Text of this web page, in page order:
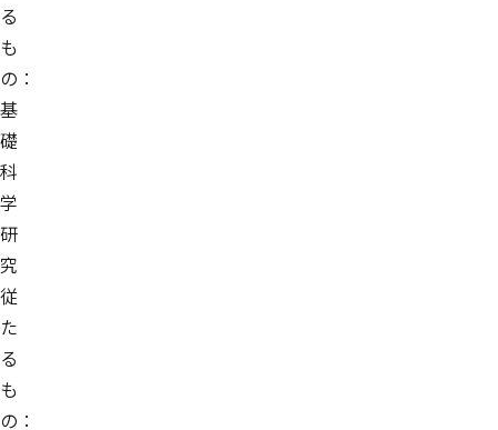
る
も
の：
基
礎
科
学
研
究
従
た
る
も
の：